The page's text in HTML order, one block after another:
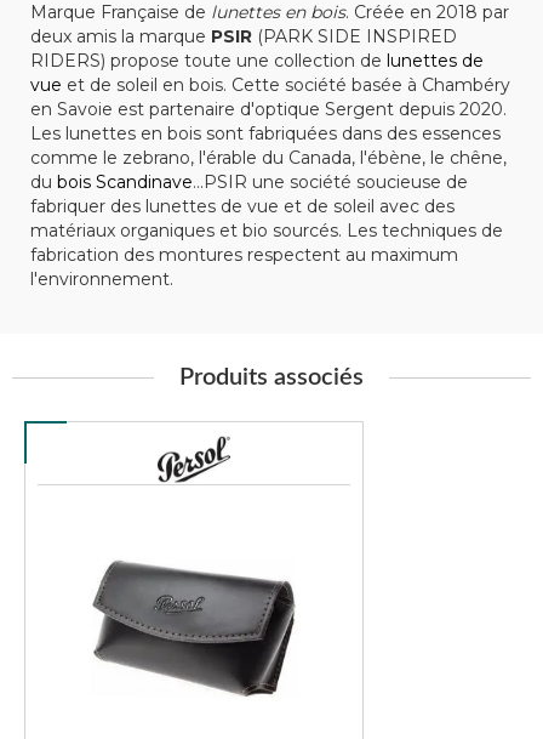
Marque Française de lunettes en bois. Créée en 2018 par
deux amis la marque PSIR (PARK SIDE INSPIRED
RIDERS) propose toute une collection de lunettes de
vue et de soleil en bois. Cette société basée à Chambéry
en Savoie est partenaire d'optique Sergent depuis 2020.
Les lunettes en bois sont fabriquées dans des essences
comme le zebrano, l'érable du Canada, l'ébène, le chêne,
du bois Scandinave...PSIR une société soucieuse de
fabriquer des lunettes de vue et de soleil avec des
matériaux organiques et bio sourcés. Les techniques de
fabrication des montures respectent au maximum
l'environnement.
Produits associés